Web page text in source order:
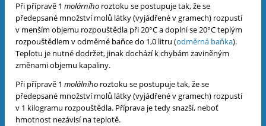
Při přípravě 1 molárního roztoku se postupuje tak, že se
předepsané množství molů látky (vyjádřené v gramech) rozpustí
v menším objemu rozpouštědla při 20°C a doplní se 20°C teplým
rozpouštědlem v odměrné baňce do 1,0 litru (odměrná baňka).
Teplotu je nutné dodržet, jinak dochází k chybám zaviněným
změnami objemu kapaliny.
Při přípravě 1 molálního roztoku se postupuje tak, že se
předepsané množství molů látky (vyjádřené v gramech) rozpustí
v 1 kilogramu rozpouštědla. Příprava je tedy snazší, neboť
hmotnost nezávisí na teplotě.